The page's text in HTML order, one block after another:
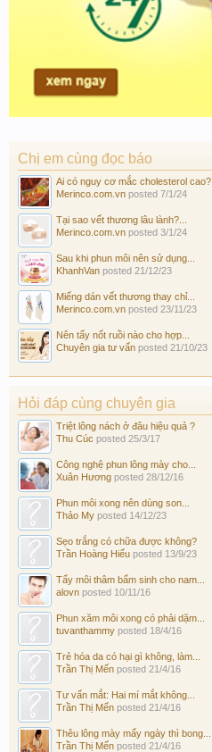
Chị em cùng đọc báo
Ai có nguy cơ mắc cholesterol cao?
Merinco.com.vn posted 7/1/24
Tại sao vết thương lâu lành?...
Merinco.com.vn posted 3/1/24
Sau khi phun môi nên sử dụng...
KhanhVan posted 21/12/23
Miếng dán vết thương thay chỉ...
Merinco.com.vn posted 23/11/23
Nên tẩy nốt ruồi nào cho hợp...
Chuyên gia tư vấn posted 21/10/23
Hỏi đáp cùng chuyên gia
Triệt lông nách ở đâu hiệu quả ?
Thu Cúc posted 25/3/17
Công nghệ phun lông mày cho...
Xuân Hương posted 28/12/16
Phun môi xong nên dùng son...
Thảo My posted 14/12/23
Sẹo trắng có chữa được không?
Trần Hoàng Hiếu posted 13/9/23
Tẩy môi thâm bẩm sinh cho nam...
alovn posted 10/11/16
Phun xăm môi xong có phải dặm...
tuvanthammy posted 18/4/16
Trẻ hóa da có hại gì không, làm...
Trần Thị Mến posted 21/4/16
Tư vấn mắt: Hai mí mắt không...
Trần Thị Mến posted 21/4/16
Thêu lông mày mấy ngày thì bong...
Trần Thị Mến posted 21/4/16